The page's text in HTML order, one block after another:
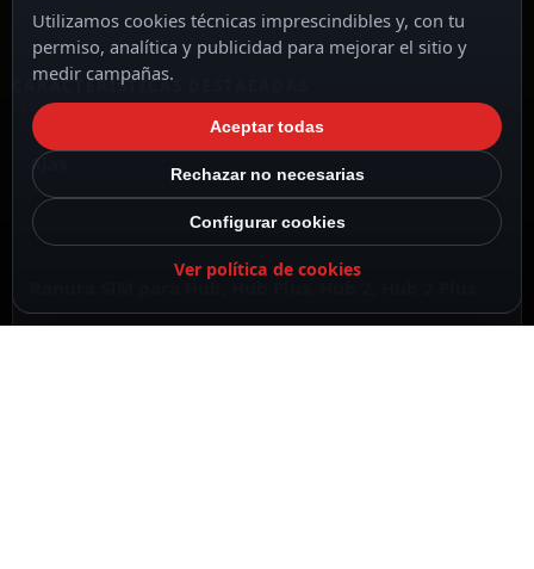
CARACTERÍSTICAS DESTACADAS
VER TODAS LAS CARACTERÍSTICAS
Ajax
Utilizamos cookies técnicas imprescindibles y, con tu
permiso, analítica y publicidad para mejorar el sitio y
medir campañas.
Aceptar todas
Rechazar no necesarias
Configurar cookies
Ver política de cookies